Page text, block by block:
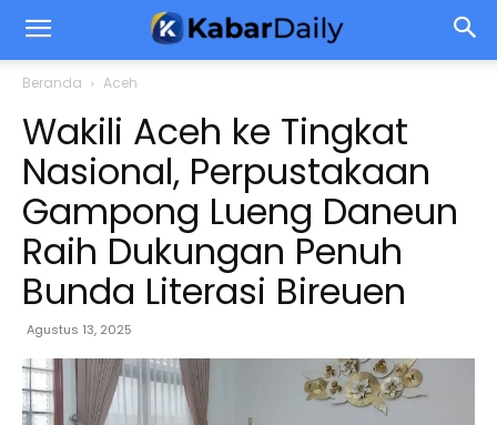
Beranda Aceh
Wakili Aceh ke Tingkat
Nasional, Perpustakaan
Gampong Lueng Daneun
Raih Dukungan Penuh
Bunda Literasi Bireuen
Agustus 13, 2025